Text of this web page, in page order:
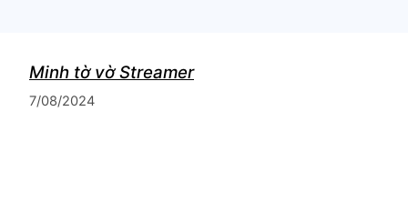
Minh tờ vờ Streamer
7/08/2024